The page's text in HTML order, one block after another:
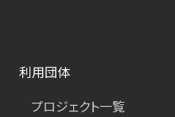
利用団体
プロジェクト一覧